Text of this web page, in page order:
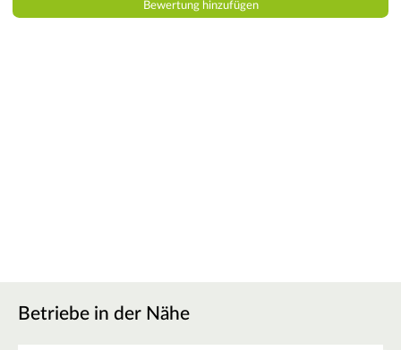
Betriebe in der Nähe